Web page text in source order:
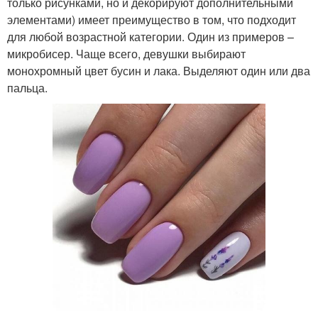
элементами) имеет преимущество в том, что подходит
для любой возрастной категории. Один из примеров –
микробисер. Чаще всего, девушки выбирают
монохромный цвет бусин и лака. Выделяют один или два
пальца.